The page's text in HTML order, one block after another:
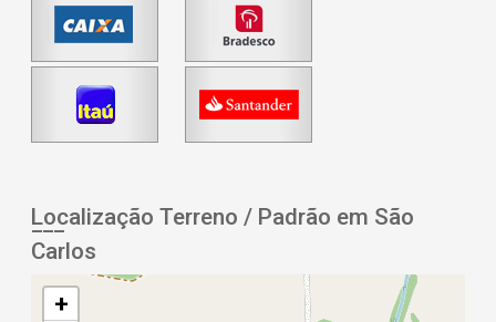
Localização Terreno / Padrão em São
Carlos
+